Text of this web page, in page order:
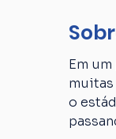
Em
muitas
o